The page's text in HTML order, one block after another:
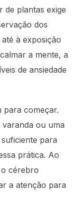
de plantas exige
dos
à exposição
a mente, a
de ansiedade
para começar.
ou uma
para
prática. Ao
cérebro
a atenção para